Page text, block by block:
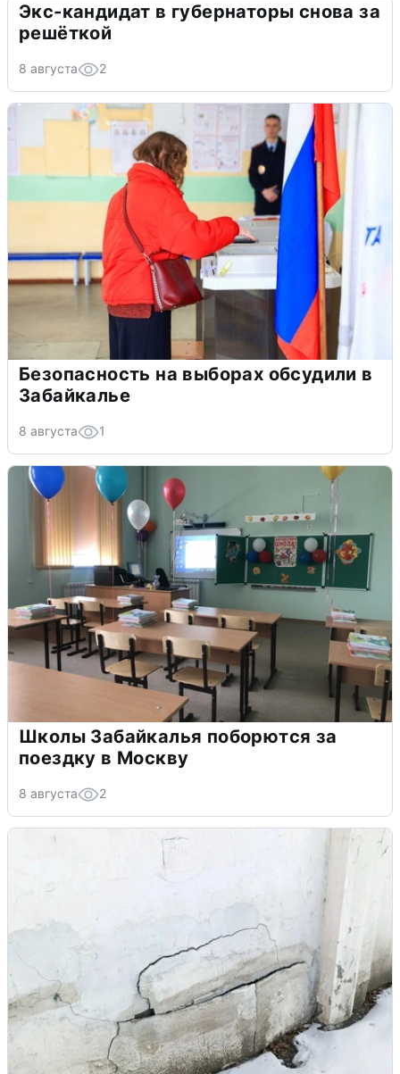
Экс-кандидат в губернаторы снова за
решёткой
8 августа 2
Безопасность на выборах обсудили в
Забайкалье
8 августа 1
Школы Забайкалья поборются за
поездку в Москву
8 августа 2